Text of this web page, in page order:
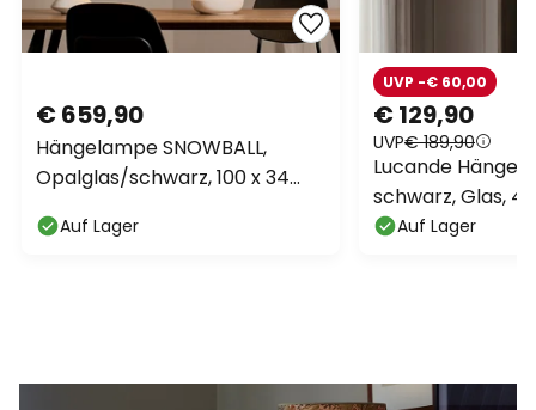
€ 659,90
Hängelampe SNOWBALL,
Opalglas/schwarz, 100 x 34
Auf Lager
€ 129,90
UVP€ 189,90
UVP -€ 60,00
Lucande
schwarz, Glas,
Auf Lager